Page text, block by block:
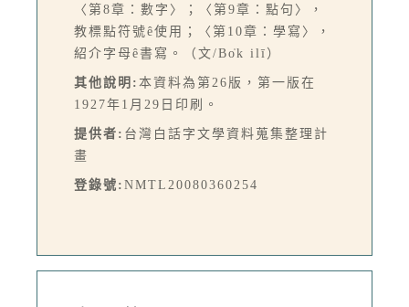
〈第8章：數字〉；〈第9章：點句〉，
教標點符號ê使用；〈第10章：學寫〉，
紹介字母ê書寫。（文/Bo̍k ilī）
其他說明: 本資料為第26版，第一版在
1927年1月29日印刷。
提供者: 台灣白話字文學資料蒐集整理計
畫
登錄號: NMTL20080360254